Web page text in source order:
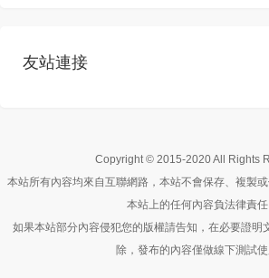
友站連接
Copyright © 2015-2020 All Rights
本站所有內容均來自互聯網路，本站不會保存、複製
本站上的任何內容負法律責任
如果本站部分內容侵犯您的版權請告知，在必要證明
除，發布的內容僅做線下測試使